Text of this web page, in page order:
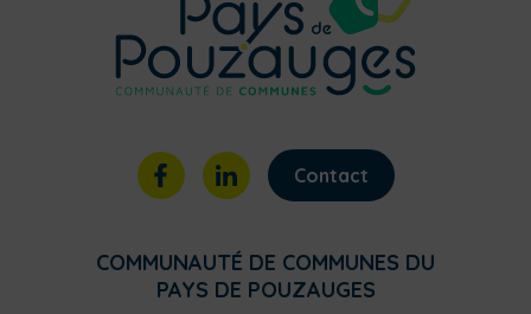
Contact
COMMUNAUTÉ DE COMMUNES DU
PAYS DE POUZAUGES